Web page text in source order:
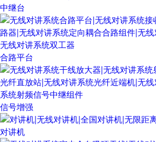
中继台
合路平台
信号增强
对讲机